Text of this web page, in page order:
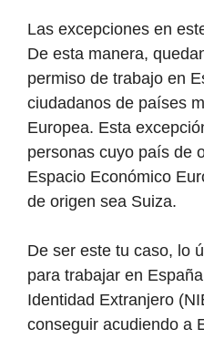
Las excepciones en
De esta manera,
permiso de trabajo en
ciudadanos de países
Europea. Esta
personas cuyo país de
Espacio Económico
de origen sea Suiza.
De ser este tu caso, lo
para trabajar en
Identidad Extranjero
conseguir acudiendo a